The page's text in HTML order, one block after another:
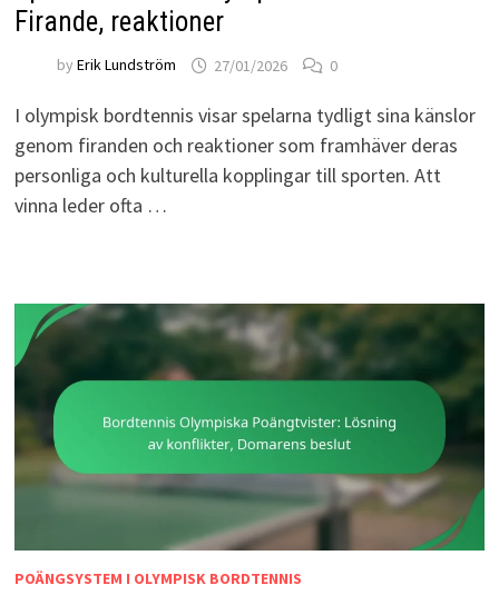
Firande, reaktioner
by Erik Lundström 27/01/2026 0
I olympisk bordtennis visar spelarna tydligt sina känslor
genom firanden och reaktioner som framhäver deras
personliga och kulturella kopplingar till sporten. Att
vinna leder ofta …
POÄNGSYSTEM I OLYMPISK BORDTENNIS